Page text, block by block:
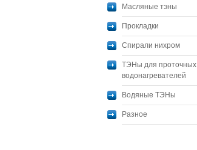
Масляные тэны
Прокладки
Спирали нихром
ТЭНы для проточных
водонагревателей
Водяные ТЭНы
Разное